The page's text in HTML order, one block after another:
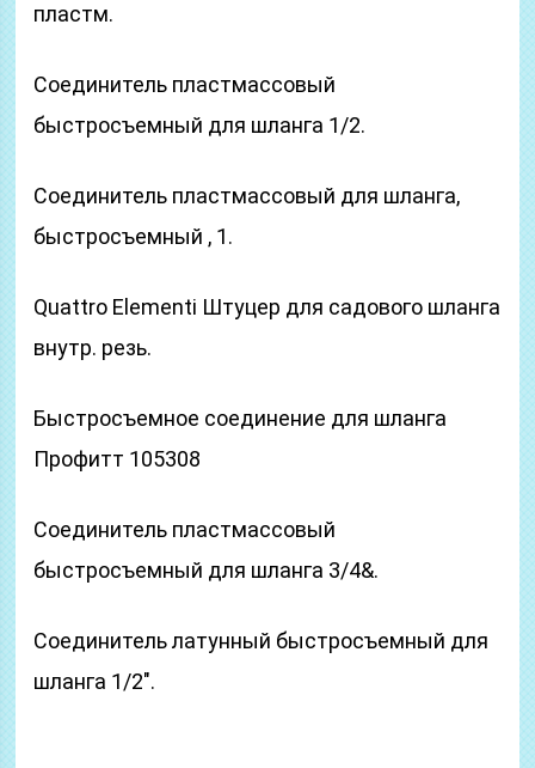
пластм.
Соединитель пластмассовый
быстросъемный для шланга 1/2.
Соединитель пластмассовый для шланга,
быстросъемный , 1.
Quattro Elementi Штуцер для садового шланга
внутр. резь.
Быстросъемное соединение для шланга
Профитт 105308
Соединитель пластмассовый
быстросъемный для шланга 3/4&.
Соединитель латунный быстросъемный для
шланга 1/2″.